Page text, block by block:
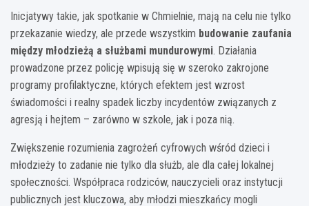
Inicjatywy takie, jak spotkanie w Chmielnie, mają na celu nie tylko
przekazanie wiedzy, ale przede wszystkim budowanie zaufania
między młodzieżą a służbami mundurowymi. Działania
prowadzone przez policję wpisują się w szeroko zakrojone
programy profilaktyczne, których efektem jest wzrost
świadomości i realny spadek liczby incydentów związanych z
agresją i hejtem – zarówno w szkole, jak i poza nią.
Zwiększenie rozumienia zagrożeń cyfrowych wśród dzieci i
młodzieży to zadanie nie tylko dla służb, ale dla całej lokalnej
społeczności. Współpraca rodziców, nauczycieli oraz instytucji
publicznych jest kluczowa, aby młodzi mieszkańcy mogli